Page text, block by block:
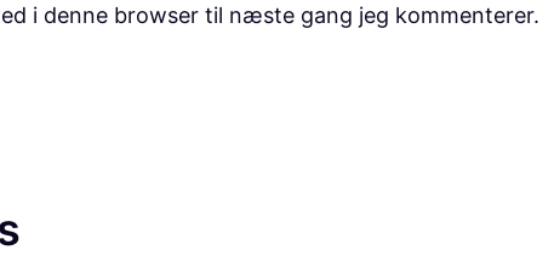
i denne browser til næste gang jeg kommenterer.